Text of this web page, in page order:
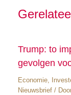
Trump: to
gevolgen
Economie,
Nieuwsbrief/